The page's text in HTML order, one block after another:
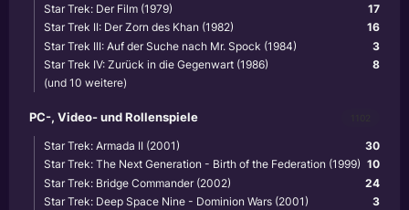
17
Star Trek: Der Film (1979)
16
Star Trek II: Der Zorn des Khan (1982)
3
Star Trek III: Auf der Suche nach Mr. Spock (1984)
8
Star Trek IV: Zurück in die Gegenwart (1986)
(und 10 weitere)
PC-, Video- und Rollenspiele
30
Star Trek: Armada II (2001)
10
Star Trek: The Next Generation - Birth of the Federation (1999)
24
Star Trek: Bridge Commander (2002)
3
Star Trek: Deep Space Nine - Dominion Wars (2001)